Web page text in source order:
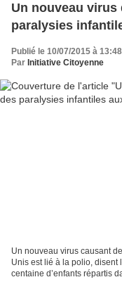
Un nouveau
paralysies
Publié le 10/07/2015 à 13:48
Par Initiative Citoyenne
Un nouveau virus causant
Unis est lié à la polio, disent
centaine d’enfants répartis